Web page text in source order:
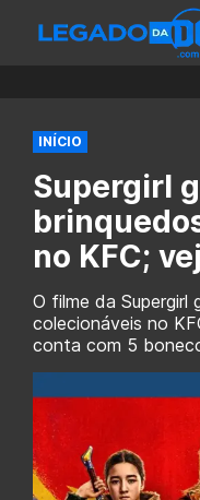
INÍCIO
Supergirl
no KFC;
O filme da Supergirl
colecionáveis no
conta com 5